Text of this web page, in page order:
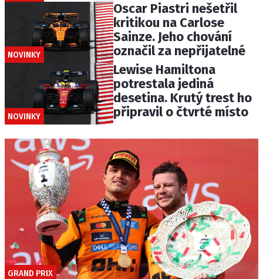
NOVINKY
Oscar Piastri nešetřil
kritikou na Carlose
Sainze. Jeho chování
označil za nepřijatelné
NOVINKY
Lewise Hamiltona
potrestala jediná
desetina. Krutý trest ho
připravil o čtvrté místo
GRAND PRIX